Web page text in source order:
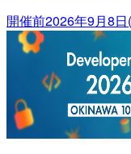
開催前2026年9月8日